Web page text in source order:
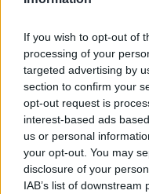
If you wish to opt-out of
processing of your
targeted advertising by
section to confirm your
opt-out request is
interest-based ads
us or personal
your opt-out. You may
disclosure of your
IAB’s list of